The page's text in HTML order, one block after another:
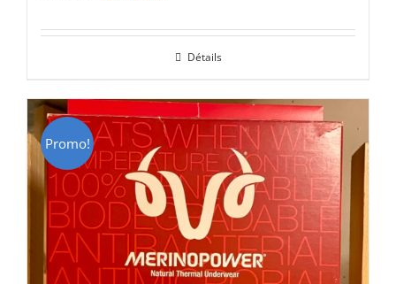
initial
CHF 85.00.
actuel
CHF 59.00.
Détails
Promo!